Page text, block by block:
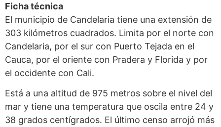
Ficha técnica
El municipio de Candelaria tiene una extensión de
303 kilómetros cuadrados. Limita por el norte con
Candelaria, por el sur con Puerto Tejada en el
Cauca, por el oriente con Pradera y Florida y por
el occidente con Cali.
Está a una altitud de 975 metros sobre el nivel del
mar y tiene una temperatura que oscila entre 24 y
38 grados centígrados. El último censo arrojó más